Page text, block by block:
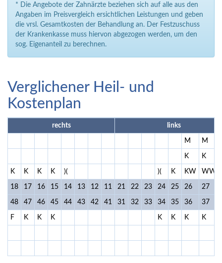
* Die Angebote der Zahnärzte beziehen sich auf alle aus den
Angaben im Preisvergleich ersichtlichen Leistungen und geben
die vrsl. Gesamtkosten der Behandlung an. Der Festzuschuss
der Krankenkasse muss hiervon abgezogen werden, um den
sog. Eigenanteil zu berechnen.
Verglichener Heil- und
Kostenplan
rechts links
M M
K K
K K K K )( )( K KW WW
18 17 16 15 14 13 12 11 21 22 23 24 25 26 27
48 47 46 45 44 43 42 41 31 32 33 34 35 36 37
F K K K K K K K